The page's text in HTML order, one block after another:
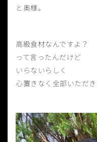
と奥様。
高級食材なんですよ？
って言ったんだけど
いらないらしく
心置きなく全部いただき